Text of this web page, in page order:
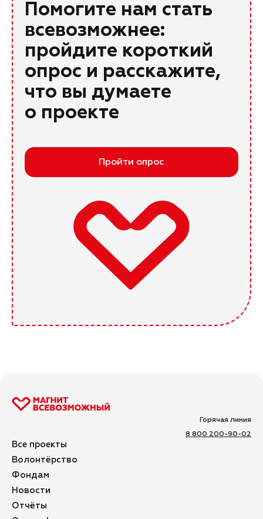
Помогите нам стать
всевозможнее:
пройдите короткий
опрос и расскажите,
что вы думаете
о проекте
Пройти опрос
Все проекты
Волонтёрство
Фондам
Новости
Отчёты
Горячая линия
8 800 200-90-02